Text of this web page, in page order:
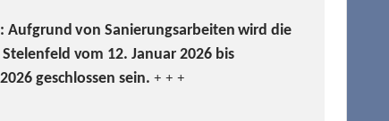
Aufgrund von Sanierungsarbeiten wird die
vom 12. Januar 2026 bis
geschlossen sein. + + +